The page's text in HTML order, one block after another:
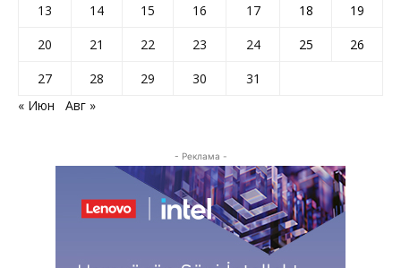
13
14 15 16 17 18
19
20
21 22 23 24 25
26
27
28 29 30
31
« Июн
Авг »
- Реклама -